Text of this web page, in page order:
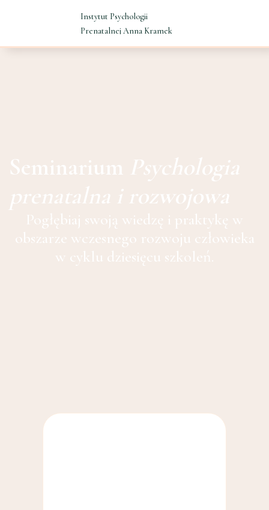
Instytut Psychologii
Prenatalnej Anna Kramek
Seminarium Psychologia
prenatalna i rozwojowa
Pogłębiaj swoją wiedzę i praktykę w
obszarze wczesnego rozwoju człowieka
w cyklu dziesięcu szkoleń.